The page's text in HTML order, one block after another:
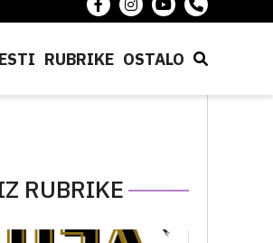
RUBRIKE OSTALO
RUBRIKE